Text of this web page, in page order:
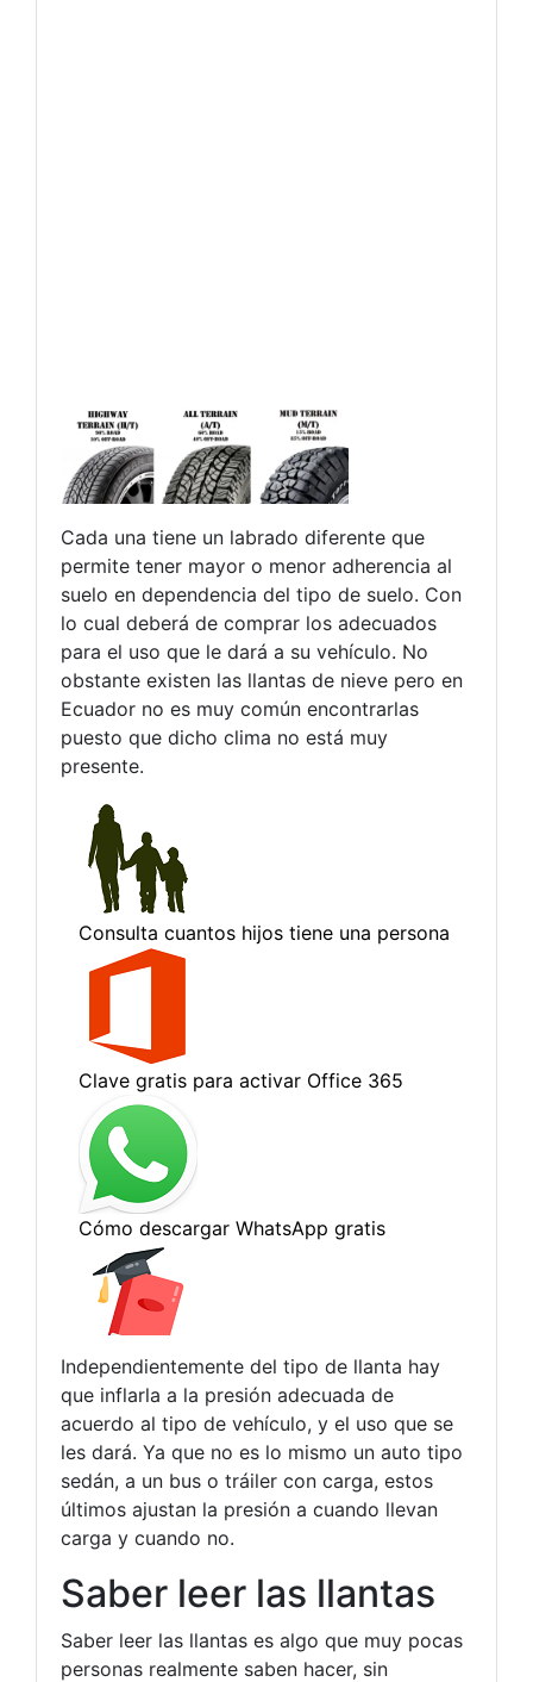
Cada una tiene un labrado diferente que
permite tener mayor o menor adherencia al
suelo en dependencia del tipo de suelo. Con
lo cual deberá de comprar los adecuados
para el uso que le dará a su vehículo. No
obstante existen las llantas de nieve pero en
Ecuador no es muy común encontrarlas
puesto que dicho clima no está muy
presente.
Independientemente del tipo de llanta hay
que inflarla a la presión adecuada de
acuerdo al tipo de vehículo, y el uso que se
les dará. Ya que no es lo mismo un auto tipo
sedán, a un bus o tráiler con carga, estos
últimos ajustan la presión a cuando llevan
carga y cuando no.
Saber leer las llantas
Saber leer las llantas es algo que muy pocas
personas realmente saben hacer, sin